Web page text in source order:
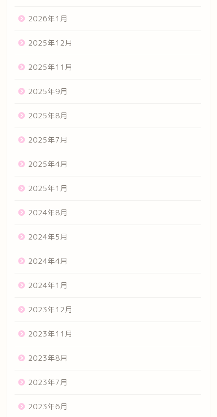
2026年1月
2025年12月
2025年11月
2025年9月
2025年8月
2025年7月
2025年4月
2025年1月
2024年8月
2024年5月
2024年4月
2024年1月
2023年12月
2023年11月
2023年8月
2023年7月
2023年6月